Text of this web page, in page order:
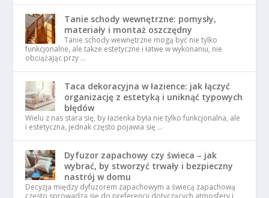
Tanie schody wewnętrzne: pomysły,
materiały i montaż oszczędny
Tanie schody wewnętrzne mogą być nie tylko
funkcjonalne, ale także estetyczne i łatwe w wykonaniu, nie
obciążając przy …
Taca dekoracyjna w łazience: jak łączyć
organizację z estetyką i uniknąć typowych
błędów
Wielu z nas stara się, by łazienka była nie tylko funkcjonalna, ale
i estetyczna, jednak często pojawia się …
Dyfuzor zapachowy czy świeca – jak
wybrać, by stworzyć trwały i bezpieczny
nastrój w domu
Decyzja między dyfuzorem zapachowym a świecą zapachową